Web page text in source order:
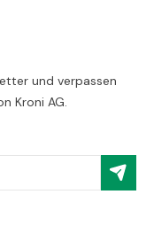
und verpassen
Kroni AG.